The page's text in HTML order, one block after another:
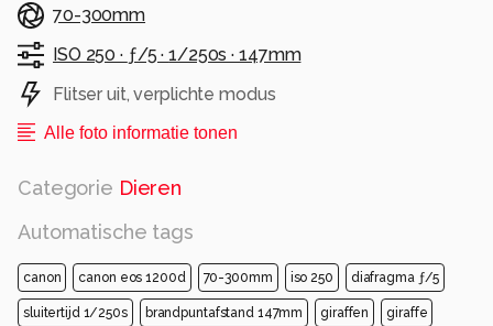
70-300mm
ISO 250 · ƒ/5 ·1/250s ·147mm
Flitser uit, verplichte modus
Alle foto informatie tonen
Categorie Dieren
Automatische tags
canon canon eos 1200d 70-300mm iso 250 diafragma ƒ/5
sluitertijd 1/250s brandpuntafstand 147mm giraffen giraffe